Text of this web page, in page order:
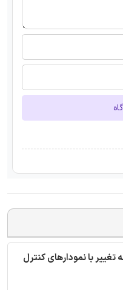
با نمودارهای کنترل